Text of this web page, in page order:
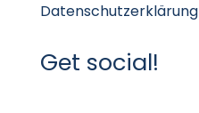
Datenschutzerklärung
Get social!